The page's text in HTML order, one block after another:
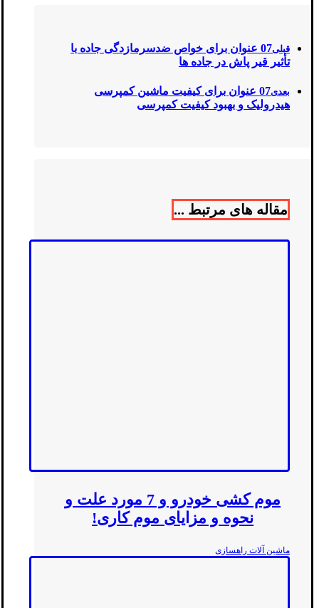
قبلی
07 عنوان برای خواص ضدسرمازدگی جاده‌ با
تأثیر قیر پاش در جاده ها
بعدی
07 عنوان برای کیفیت ماشین کمپرسی
هیدرولیک و بهبود کیفیت کمپرسی
مقاله های مرتبط ...
موم کشی خودرو و 7 مورد علت و
نحوه و مزایای موم کاری!
ماشین آلات راهسازی